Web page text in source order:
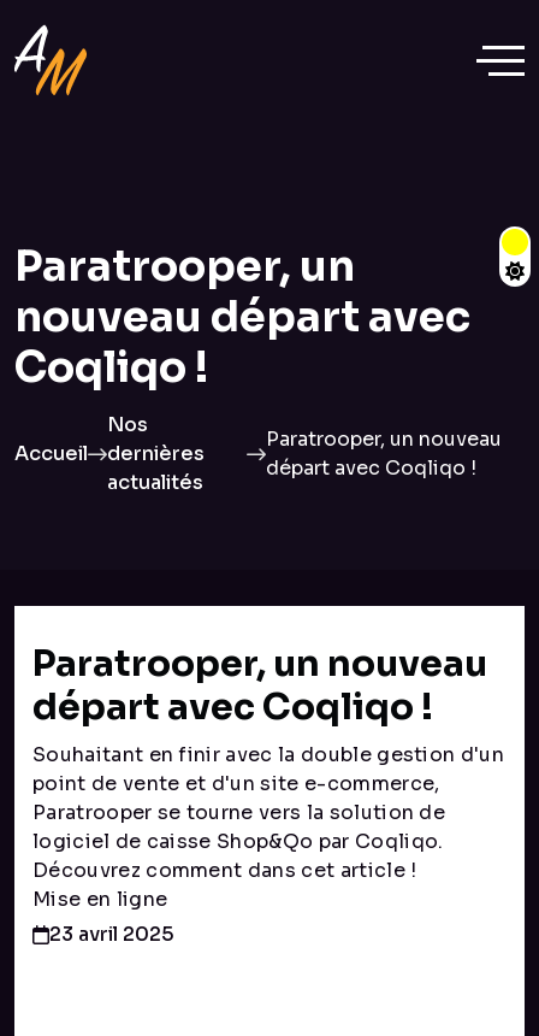
Paratrooper, un
nouveau départ avec
Coqliqo !
Accueil
Nos
dernières
actualités
Paratrooper, un nouveau
départ avec Coqliqo !
Paratrooper, un nouveau
départ avec Coqliqo !
Souhaitant en finir avec la double gestion d'un
point de vente et d'un site e-commerce,
Paratrooper se tourne vers la solution de
logiciel de caisse Shop&Qo par Coqliqo.
Découvrez comment dans cet article !
Mise en ligne
23 avril 2025